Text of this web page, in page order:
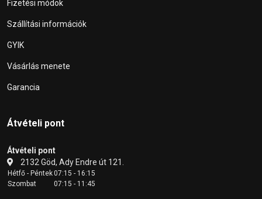
Fizetési módok
Szállítási információk
GYIK
Vásárlás menete
Garancia
Átvételi pont
Átvételi pont
2132 Göd, Ady Endre út 121.
Hétfő - Péntek07:15 - 16:15
Szombat
07:15 - 11:45